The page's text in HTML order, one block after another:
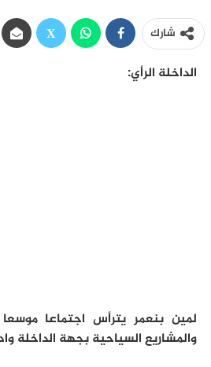
شارك
الداخلة الرأي:
لمين بنعمر يترأس اجتماعا
والمشاريع السياحية بجهة الداخلة